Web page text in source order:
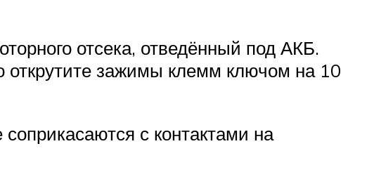
отсека, отведённый под АКБ.
открутите зажимы клемм ключом на 10
с контактами на